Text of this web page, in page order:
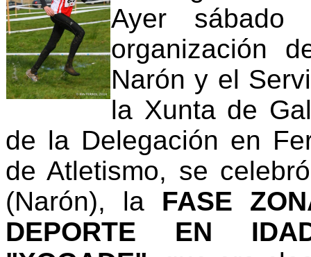
Ayer
organización
Narón y el
la Xunta de
de la Delegación en
de Atletismo, se
(Narón), la FASE
DEPORTE EN